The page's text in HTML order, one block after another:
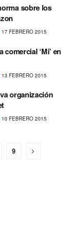
sobre los
17 FEBRERO 2015
‘Mi’ en
13 FEBRERO 2015
organización
10 FEBRERO 2015
9